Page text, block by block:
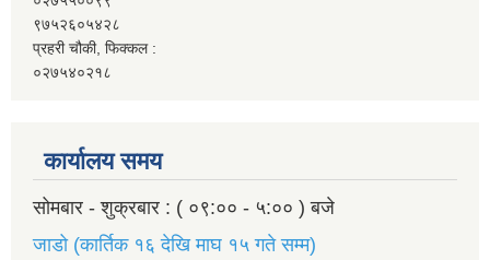
९७५२६०५४२८
प्रहरी चौकी, फिक्कल :
०२७५४०२१८
कार्यालय समय
सोमबार - शुक्रबार : ( ०९:०० - ५:०० ) बजे
जाडो (कार्तिक १६ देखि माघ १५ गते सम्म)